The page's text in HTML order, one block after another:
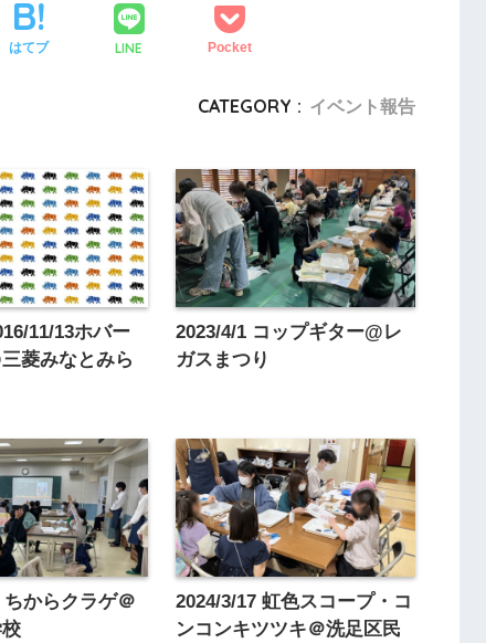
はてブ LINE Pocket
CATEGORY : イベント報告
11/13ホバー
菱みなとみら
2023/4/1 コップギター@レ
ガスまつり
ちからクラゲ＠
2024/3/17 虹色スコープ・コ
ンコンキツツキ＠洗足区民